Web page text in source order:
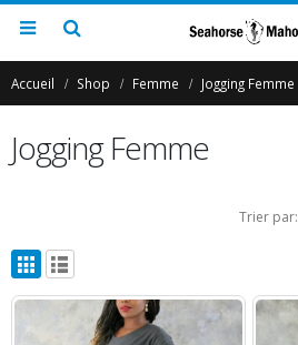
Accueil Shop Femme Jogging Femme
Jogging Femme
Trier par: